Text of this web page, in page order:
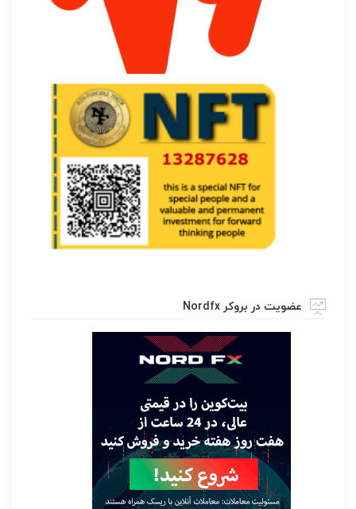
عضویت در بروکر Nordfx